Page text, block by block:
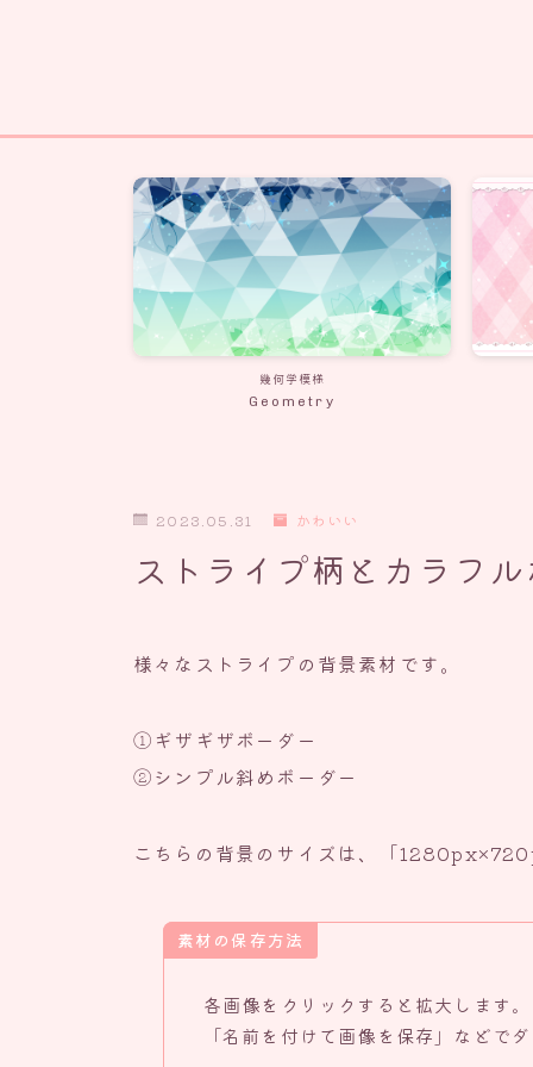
幾何学模様
Geometry
2023.05.31 かわいい
ストライプ柄とカラフ
様々なストライプの背景素材です。
①ギザギザボーダー
②シンプル斜めボーダー
こちらの背景のサイズは、「
素材の保存方法
各画像をクリックすると拡大します。
「名前を付けて画像を保存」などで